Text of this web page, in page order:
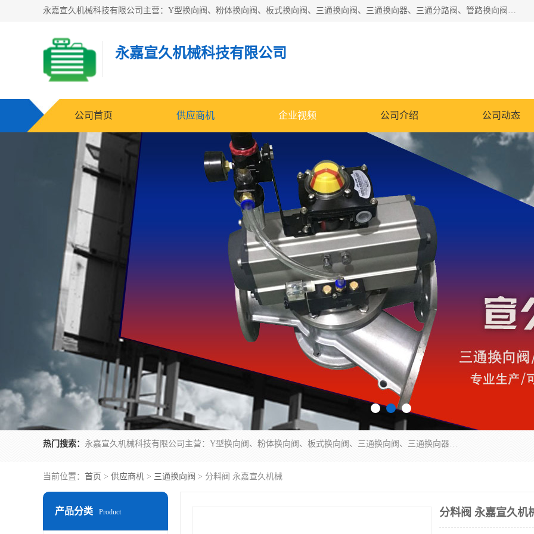
永嘉宣久机械科技有限公司主营：Y型换向阀、粉体换向阀、板式换向阀、三通换向阀、三通换向器、三通分路阀、管路换向阀等产品及服务。
永嘉宣久机械科技有限公司
公司首页 供应商机 企业视频 公司介绍 公司动态
热门搜索： 永嘉宣久机械科技有限公司主营：Y型换向阀、粉体换向阀、板式换向阀、三通换向阀、三通换向器、三通分路阀、管路换向阀等产品及服务。
当前位置： 首页 > 供应商机 > 三通换向阀 > 分料阀 永嘉宣久机械
产品分类 Product 分料阀 永嘉宣久机